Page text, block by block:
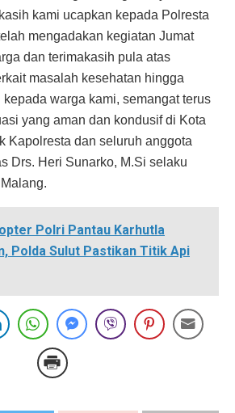
kami ucapkan kepada Polresta
mengadakan kegiatan Jumat
dan terimakasih pula atas
masalah kesehatan hingga
warga kami, semangat terus
yang aman dan kondusif di Kota
Kapolresta dan seluruh anggota
Drs. Heri Sunarko, M.Si selaku
Polri Pantau Karhutla
Polda Sulut Pastikan Titik Api